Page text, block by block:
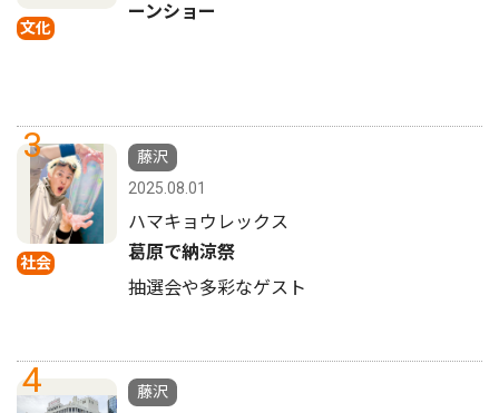
文化
ーンショー
3
社会
藤沢
2025.08.01
ハマキョウレックス
葛原で納涼祭
抽選会や多彩なゲスト
4
藤沢